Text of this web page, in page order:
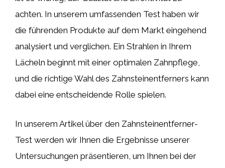
achten. In unserem umfassenden Test haben wir
die führenden Produkte auf dem Markt eingehend
analysiert und verglichen. Ein Strahlen in Ihrem
Lächeln beginnt mit einer optimalen Zahnpflege,
und die richtige Wahl des Zahnsteinentferners kann
dabei eine entscheidende Rolle spielen.
In unserem Artikel über den Zahnsteinentferner-
Test werden wir Ihnen die Ergebnisse unserer
Untersuchungen präsentieren, um Ihnen bei der